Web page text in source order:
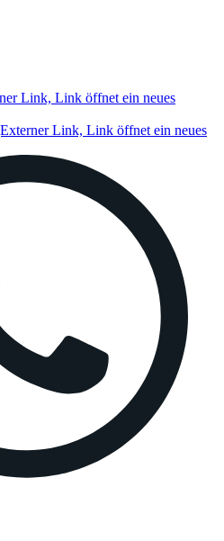
Link, Link öffnet ein neues
Link, Link öffnet ein neues